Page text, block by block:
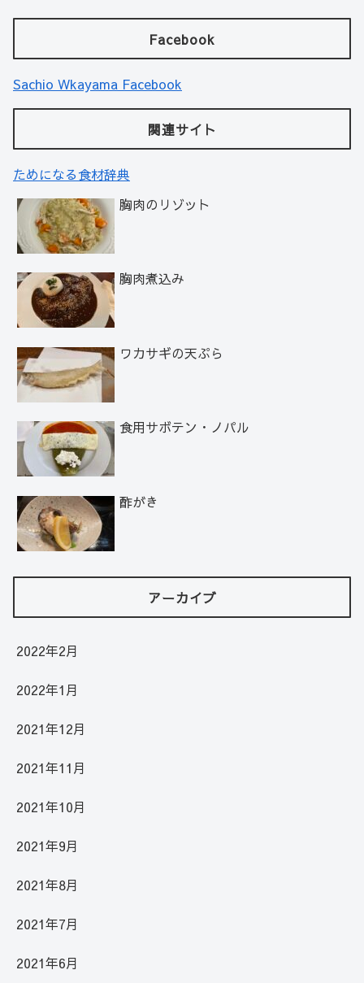
Facebook
Sachio Wkayama Facebook
関連サイト
ためになる食材辞典
胸肉のリゾット
胸肉煮込み
ワカサギの天ぷら
食用サボテン・ノパル
酢がき
アーカイブ
2022年2月
2022年1月
2021年12月
2021年11月
2021年10月
2021年9月
2021年8月
2021年7月
2021年6月